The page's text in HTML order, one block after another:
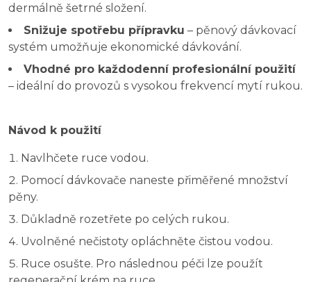
dermálně šetrné složení.
Snižuje spotřebu přípravku – pěnový dávkovací
systém umožňuje ekonomické dávkování.
Vhodné pro každodenní profesionální použití
– ideální do provozů s vysokou frekvencí mytí rukou.
Návod k použití
Navlhčete ruce vodou.
Pomocí dávkovače naneste přiměřené množství
pěny.
Důkladně rozetřete po celých rukou.
Uvolněné nečistoty opláchněte čistou vodou.
Ruce osušte. Pro následnou péči lze použít